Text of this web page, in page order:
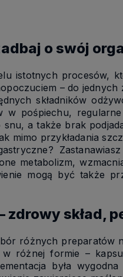
o swój
istotnych procesów,
– do
składników
w pośpiechu,
a także brak
mimo przykładania
metabolizm,
mogą być także
skład,
różnych preparatów
różnej formie –
była